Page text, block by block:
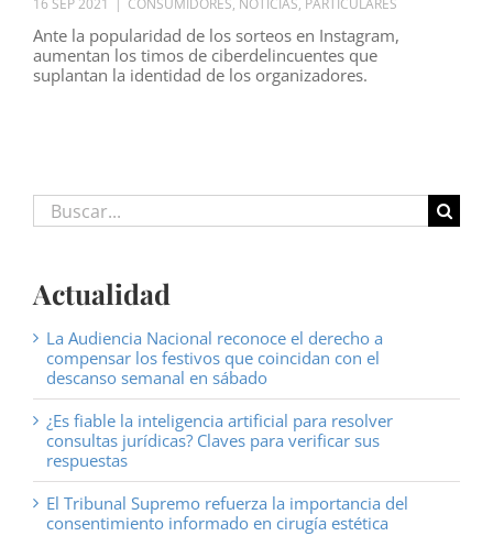
16 SEP 2021 | CONSUMIDORES, NOTICIAS, PARTICULARES
Ante la popularidad de los sorteos en Instagram,
aumentan los timos de ciberdelincuentes que
suplantan la identidad de los organizadores.
Buscar:
Actualidad
La Audiencia Nacional reconoce el derecho a
compensar los festivos que coincidan con el
descanso semanal en sábado
¿Es fiable la inteligencia artificial para resolver
consultas jurídicas? Claves para verificar sus
respuestas
El Tribunal Supremo refuerza la importancia del
consentimiento informado en cirugía estética